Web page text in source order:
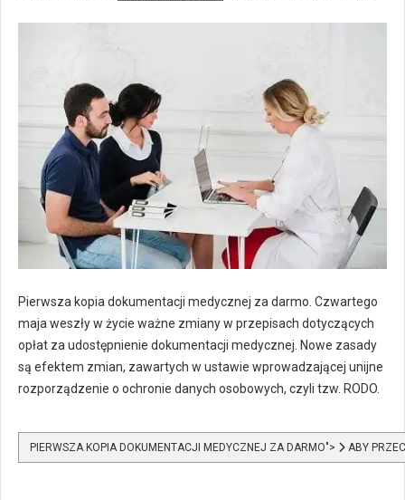
Pierwsza kopia dokumentacji medycznej za darmo. Czwartego
maja weszły w życie ważne zmiany w przepisach dotyczących
opłat za udostępnienie dokumentacji medycznej. Nowe zasady
są efektem zmian, zawartych w ustawie wprowadzającej unijne
rozporządzenie o ochronie danych osobowych, czyli tzw. RODO.
PIERWSZA KOPIA DOKUMENTACJI MEDYCZNEJ ZA DARMO"> ABY